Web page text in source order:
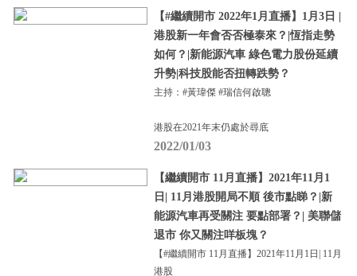
【#繼續開市 2022年1月直播】1月3日 |
港股新一年會否否極泰來？|恆指走勢
如何？|新能源汽車 綠色電力股份延續
升勢|科技股能否扭轉跌勢？
主持：#黃瑋傑 #瑞信何啟聰
港股在2021年末仍處於尋底
2022/01/03
【繼續開市 11月直播】2021年11月1
日| 11月港股開局不順 後市點睇？|新
能源汽車再受關注 要點部署？| 美聯儲
退市 你又關注咩板塊？
【#繼續開市 11月直播】2021年11月1日| 11月
港股